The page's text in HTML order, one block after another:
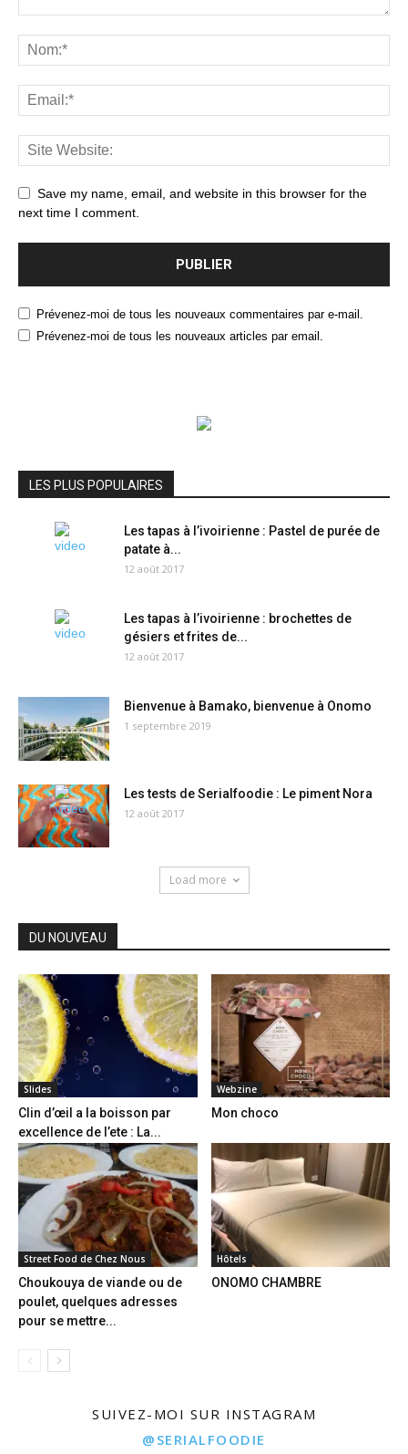
Save my name, email, and website in this browser for the
next time I comment.
Prévenez-moi de tous les nouveaux commentaires par e-mail.
Prévenez-moi de tous les nouveaux articles par email.
LES PLUS POPULAIRES
Les tapas à l’ivoirienne : Pastel de purée de
patate à...
12 août 2017
Les tapas à l’ivoirienne : brochettes de
gésiers et frites de...
12 août 2017
Bienvenue à Bamako, bienvenue à Onomo
1 septembre 2019
Les tests de Serialfoodie : Le piment Nora
12 août 2017
Load more
DU NOUVEAU
Slides
Clin d’œil a la boisson par
excellence de l’ete : La...
Webzine
Mon choco
Street Food de Chez Nous
Choukouya de viande ou de
poulet, quelques adresses
pour se mettre...
Hôtels
ONOMO CHAMBRE
SUIVEZ-MOI SUR INSTAGRAM
@SERIALFOODIE